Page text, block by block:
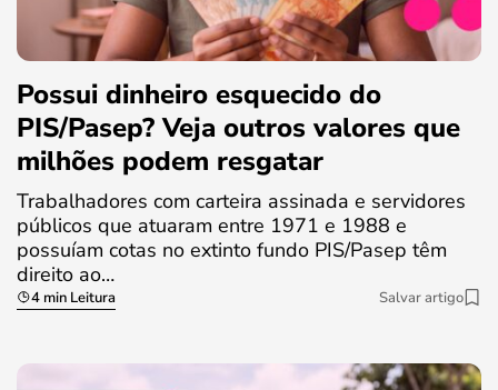
Possui dinheiro esquecido do
PIS/Pasep? Veja outros valores que
milhões podem resgatar
Trabalhadores com carteira assinada e servidores
públicos que atuaram entre 1971 e 1988 e
possuíam cotas no extinto fundo PIS/Pasep têm
direito ao…
4 min Leitura Salvar artigo